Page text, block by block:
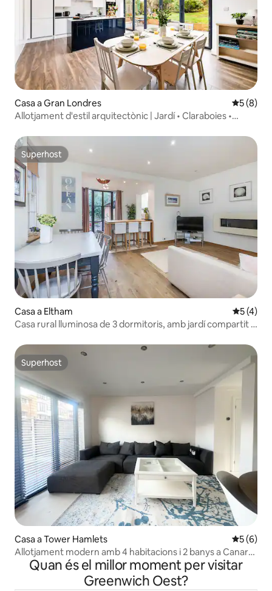
Casa a Gran Londres 5 de
5 (8)
Allotjament d'estil arquitectònic | Jardí • Claraboies •
Superhost
Superhost
Casa a Eltham 5 de
5 (4)
Casa rural lluminosa de 3 dormitoris, amb jardí compartit i
Superhost
Superhost
Casa a Tower Hamlets 5 de
5 (6)
Allotjament modern amb 4 habitacions i 2 banys a Canary
Wharf, Londres
Quan és el millor moment per visitar
Greenwich Oest?